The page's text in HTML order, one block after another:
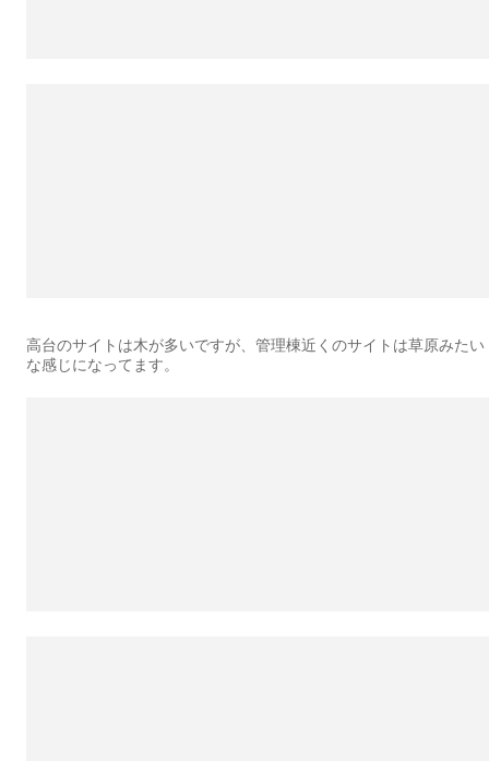
高台のサイトは木が多いですが、管理棟近くのサイトは草原みたい
な感じになってます。